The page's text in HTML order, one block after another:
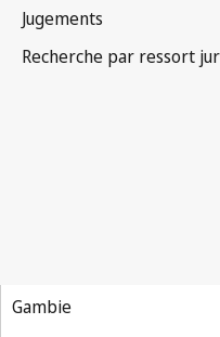
Gambie